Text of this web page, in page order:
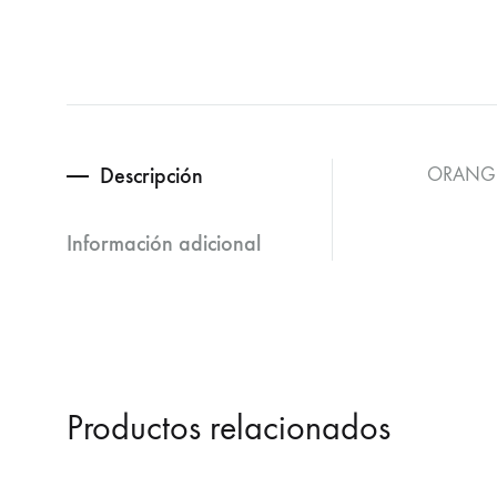
Descripción
Información adicional
Productos relacionados